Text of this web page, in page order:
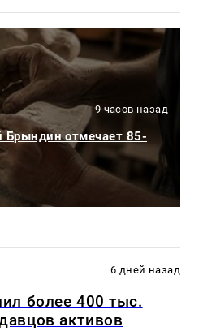
9 часов назад
Брындин отмечает 85-
6 дней назад
более 400 тыс.
активов